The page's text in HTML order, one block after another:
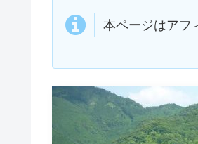
本ページはアフ